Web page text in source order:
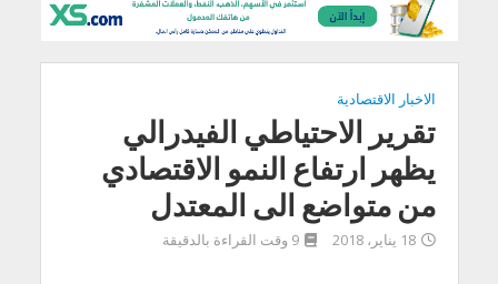
الاخبار الاقتصادية
تقرير الاحتياطي الفيدرالي
يظهر ارتفاع النمو الاقتصادي
من متواضع الى المعتدل
18 يناير، 2018 9 وقت القراءة بالدقيقة